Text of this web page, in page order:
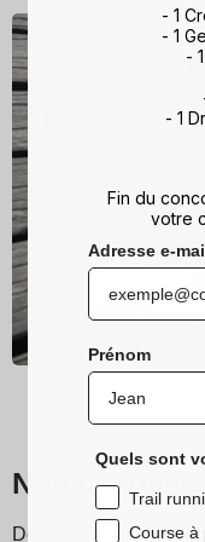
Nos
Découvrez les
- 1
- 1
-
- 1
Fin du
votre
Adresse e-
Prénom
Quels sont
Trail
Course à